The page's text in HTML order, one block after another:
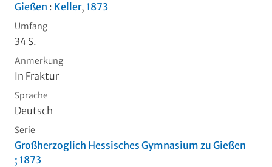
Gießen : Keller, 1873
Umfang
34 S.
Anmerkung
In Fraktur
Sprache
Deutsch
Serie
Großherzoglich Hessisches Gymnasium zu Gießen
; 1873